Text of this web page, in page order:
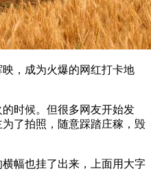
，成为火爆的网红打卡地
时候。但很多网友开始发
了拍照，随意踩踏庄稼，毁
幅也挂了出来，上面用大字